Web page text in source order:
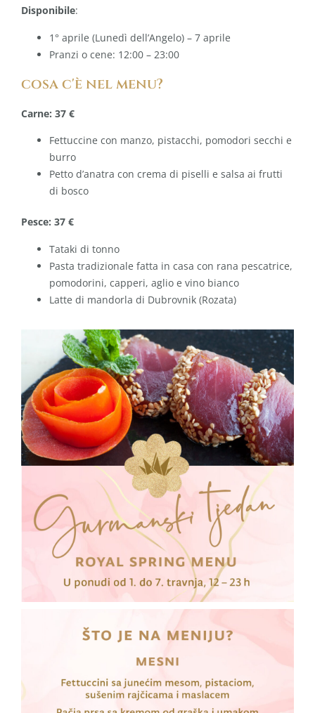
Disponibile:
1° aprile (Lunedì dell’Angelo) – 7 aprile
Pranzi o cene: 12:00 – 23:00
cosa c'è nel menu?
Carne: 37 €
Fettuccine con manzo, pistacchi, pomodori secchi e
burro
Petto d’anatra con crema di piselli e salsa ai frutti
di bosco
Pesce: 37 €
Tataki di tonno
Pasta tradizionale fatta in casa con rana pescatrice,
pomodorini, capperi, aglio e vino bianco
Latte di mandorla di Dubrovnik (Rozata)